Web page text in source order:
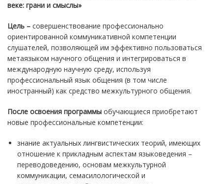
веке: грани и смыслы»
Цель – совершенствование профессионально
ориентированной коммуникативной компетенции
слушателей, позволяющей им эффективно пользоваться
метаязыком научного общения и интегрироваться в
международную научную среду, используя
профессиональный язык общения (в том числе
иностранный) как средство межкультурного общения.
После освоения программы обучающиеся приобретают
новые профессиональные компетенции:
знание актуальных лингвистических теорий, имеющих
отношение к прикладным аспектам языковедения –
переводоведению, основам межкультурной
коммуникации, семасилологической и